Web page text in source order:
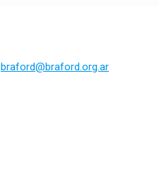
braford@braford.org.ar